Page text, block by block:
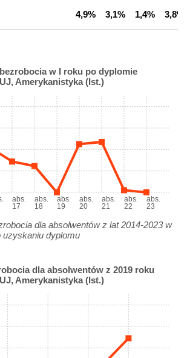
4,9% 3,1% 1,4% 3,8%
w I roku po dyplomie
UJ, Amerykanistyka (Ist.)
abs.
17
abs.
18
abs.
19
abs.
20
abs.
21
abs.
22
abs.
23
dla absolwentów z lat 2014-2023 w
dyplomu
dla absolwentów z 2019 roku
UJ, Amerykanistyka (Ist.)